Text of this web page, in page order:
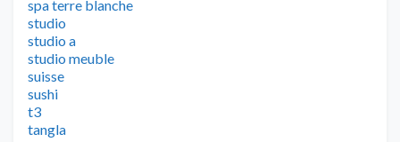
spa terre blanche
studio
studio a
studio meuble
suisse
sushi
t3
tangla